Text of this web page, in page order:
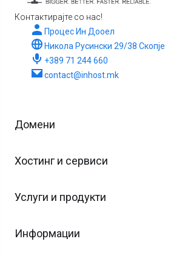
Контактирајте со нас!
Процес Ин Дооел
Никола Русински 29/38 Скопје
+389 71 244 660
contact@inhost.mk
Домени
Хостинг и сервиси
Услуги и продукти
Информации